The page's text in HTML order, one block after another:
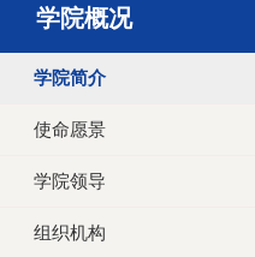
学院概况
学院简介
使命愿景
学院领导
组织机构